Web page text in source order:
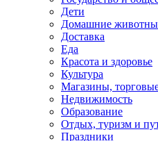
Дети
Домашние
Доставка
Еда
Красота и здоровье
Культура
Магазины,
Недвижимость
Образование
Отдых, туризм и
Праздники